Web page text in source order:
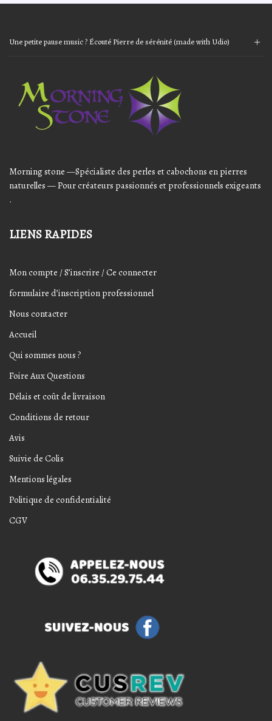
Une petite pause music ? Écouté Pierre de sérénité (made with Udio)
Morning stone —Spécialiste des perles et cabochons en pierres
naturelles — Pour créateurs passionnés et professionnels exigeants
.
LIENS RAPIDES
Mon compte / S’inscrire / Ce connecter
formulaire d’inscription professionnel
Nous contacter
Accueil
Qui sommes nous ?
Foire Aux Questions
Délais et coût de livraison
Conditions de retour
Avis
Suivie de Colis
Mentions légales
Politique de confidentialité
CGV